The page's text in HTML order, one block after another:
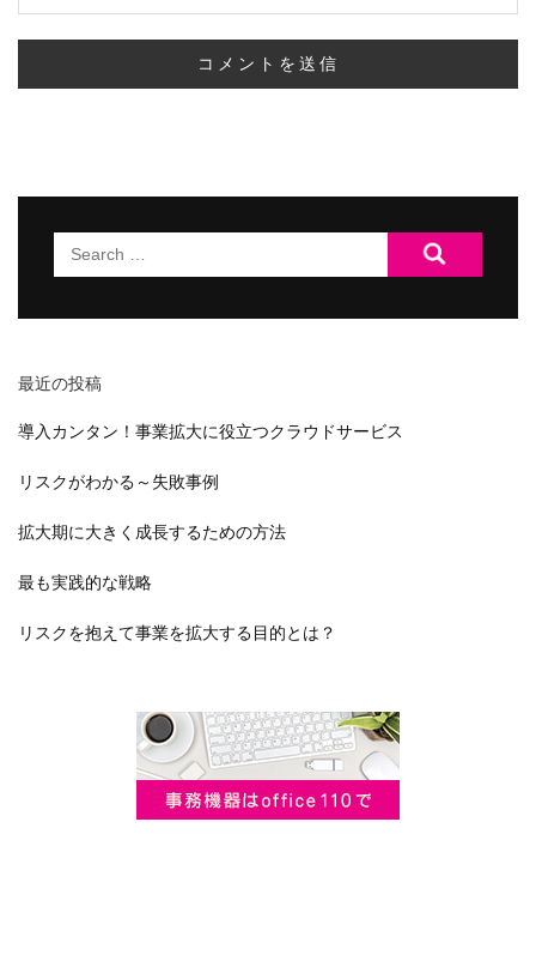
Search
for:
最近の投稿
導入カンタン！事業拡大に役立つクラウドサービス
リスクがわかる～失敗事例
拡大期に大きく成長するための方法
最も実践的な戦略
リスクを抱えて事業を拡大する目的とは？